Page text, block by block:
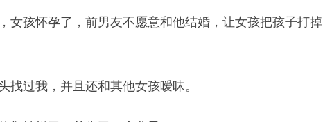
女孩怀孕了，前男友不愿意和他结婚，让女孩把孩子打掉
找过我，并且还和其他女孩暧昧。